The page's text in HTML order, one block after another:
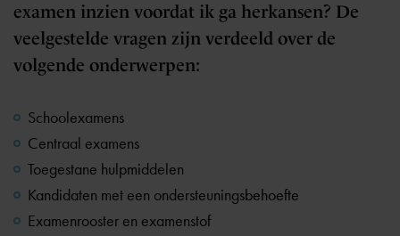
examen inzien voordat ik ga herkansen? De
veelgestelde vragen zijn verdeeld over de
volgende onderwerpen:
Schoolexamens
Centraal examens
Toegestane hulpmiddelen
Kandidaten met een ondersteuningsbehoefte
Examenrooster en examenstof